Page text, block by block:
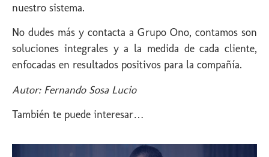
nuestro sistema.
No dudes más y contacta a Grupo Ono, contamos son
soluciones integrales y a la medida de cada cliente,
enfocadas en resultados positivos para la compañía.
Autor: Fernando Sosa Lucio
También te puede interesar…